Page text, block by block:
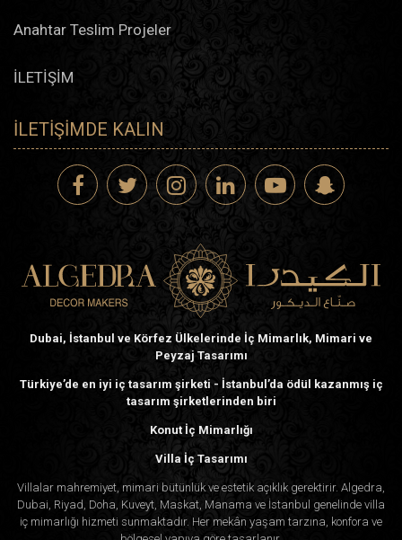
Anahtar Teslim Projeler
İLETİŞİM
İLETIŞIMDE KALIN
Dubai, İstanbul ve Körfez Ülkelerinde İç Mimarlık, Mimari ve
Peyzaj Tasarımı
Türkiye’de en iyi iç tasarım şirketi - İstanbul’da ödül kazanmış iç
tasarım şirketlerinden biri
Konut İç Mimarlığı
Villa İç Tasarımı
Villalar mahremiyet, mimari bütünlük ve estetik açıklık gerektirir. Algedra,
Dubai, Riyad, Doha, Kuveyt, Maskat, Manama ve İstanbul genelinde villa
iç mimarlığı hizmeti sunmaktadır. Her mekân yaşam tarzına, konfora ve